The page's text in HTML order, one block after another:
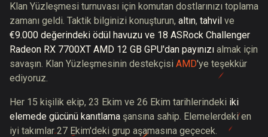
Klan Yüzleşmesi turnuvası için komutan dostlarınızı toplama
zamanı geldi. Taktik bilginizi konuşturun, altın, tahvil ve
€9.000 değerindeki ödül havuzu ve 18 ASRock Challenger
Radeon RX 7700XT AMD 12 GB GPU'dan payınızı almak için
savaşın. Klan Yüzleşmesinin destekçisi AMD'ye teşekkür
ediyoruz.
Her 15 kişilik ekip, 23 Ekim ve 26 Ekim tarihlerindeki iki
elemede gücünü kanıtlama şansına sahip. Elemelerdeki en
iyi takımlar 27 Ekim'deki grup aşamasına geçecek.